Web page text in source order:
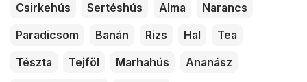
Csirkehús
Sertéshús Alma
Narancs
Paradicsom
Banán Rizs Hal
Tea
Tészta
Tejföl Marhahús
Ananász